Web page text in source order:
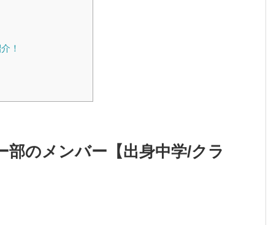
！
部のメンバー【出身中学/クラ